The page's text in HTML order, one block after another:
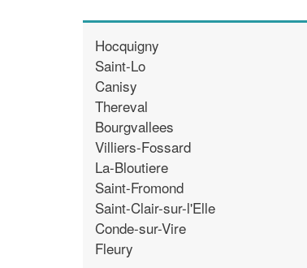
Hocquigny
Saint-Lo
Canisy
Thereval
Bourgvallees
Villiers-Fossard
La-Bloutiere
Saint-Fromond
Saint-Clair-sur-l'Elle
Conde-sur-Vire
Fleury